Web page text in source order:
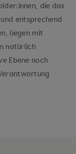
die das
entsprechend
liegen mit
natürlich
Ebene noch